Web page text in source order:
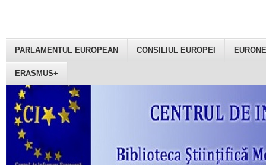
PARLAMENTUL EUROPEAN CONSILIUL EUROPEI
ERASMUS+